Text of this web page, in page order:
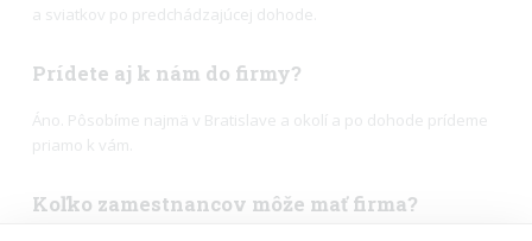
a sviatkov po predchádzajúcej dohode.
Prídete aj k nám do firmy?
Áno. Pôsobíme najmä v Bratislave a okolí a po dohode prídeme
priamo k vám.
Koľko zamestnancov môže mať firma?